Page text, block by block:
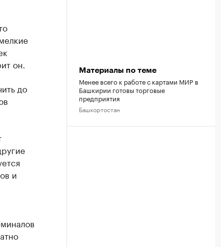
он.
до
и
Материалы по теме
Менее всего к работе с картами МИР в
Башкирии готовы торговые
предприятия
Башкортостан